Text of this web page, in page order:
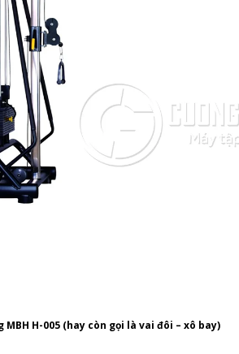
MBH H-005 (hay còn gọi là vai đôi – xô bay)